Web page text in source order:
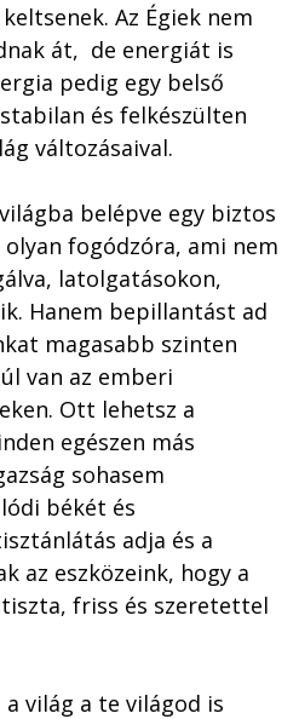
Az Égiek nem
át,  de energiát is
pedig egy belső
és felkészülten
változásaival.
belépve egy biztos
fogódzóra, ami nem
latolgatásokon,
Hanem bepillantást ad
magasabb szinten
van az emberi
Ott lehetsz a
egészen más
sohasem
békét és
adja és a
az eszközeink, hogy a
friss és szeretettel
világ a te világod is